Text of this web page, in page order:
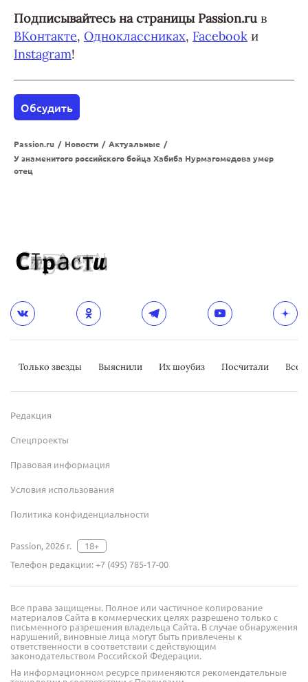
Подписывайтесь на страницы Passion.ru в
ВКонтакте, Одноклассниках, Facebook и
Instagram!
Обсудить
Passion.ru / Новости / Актуальные /
У знаменитого российского бойца Хабиба Нурмагомедова умер
отец
Только звезды Выяснили Их шоубиз Посчитали
Редакция
Спецпроекты
Правовая информация
Условия использования
Политика конфиденциальности
Passion, 2026 г.
18+
Телефон редакции:+7 (495) 785-17-00
Все права защищены. Полное или частичное копирование
материалов Сайта в коммерческих целях разрешено только с
письменного разрешения владельца Сайта. В случае обнаружения
нарушений, виновные лица могут быть привлечены к
ответственности в соответствии с действующим
законодательством Российской Федерации.
На информационном ресурсе применяются рекомендательные